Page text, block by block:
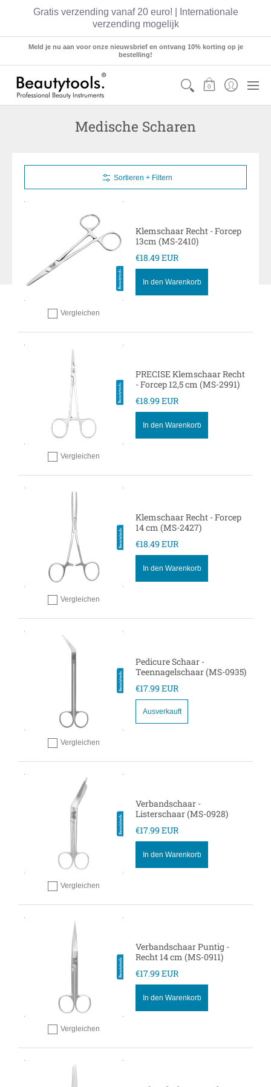
Gratis verzending vanaf 20 euro! | Internationale
verzending mogelijk
Sets Manicure Pedicure Hairstyling
Meld je nu aan voor onze nieuwsbrief en ontvang 10% korting op je
bestelling!
0
Medische Scharen
Sortieren + Filtern
Hinzufügen zum vergleichen
Vergleichen
Klemschaar Recht - Forcep
13cm (MS-2410)
€18.49 EUR
In den Warenkorb
Hinzufügen zum vergleichen
Vergleichen
PRECISE Klemschaar Recht
- Forcep 12,5 cm (MS-2991)
€18.99 EUR
In den Warenkorb
Hinzufügen zum vergleichen
Vergleichen
Klemschaar Recht - Forcep
14 cm (MS-2427)
€18.49 EUR
In den Warenkorb
Hinzufügen zum vergleichen
Vergleichen
Pedicure Schaar -
Teennagelschaar (MS-0935)
€17.99 EUR
Ausverkauft
Hinzufügen zum vergleichen
Vergleichen
Verbandschaar -
Listerschaar (MS-0928)
€17.99 EUR
In den Warenkorb
Hinzufügen zum vergleichen
Vergleichen
Verbandschaar Puntig -
Recht 14 cm (MS-0911)
€17.99 EUR
In den Warenkorb